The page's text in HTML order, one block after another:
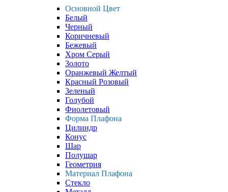
Основной Цвет
Белый
Черный
Коричневый
Бежевый
Хром Серый
Золото
Оранжевый Желтый
Красный Розовый
Зеленый
Голубой
Фиолетовый
Форма Плафона
Цилиндр
Конус
Шар
Полушар
Геометрия
Материал Плафона
Стекло